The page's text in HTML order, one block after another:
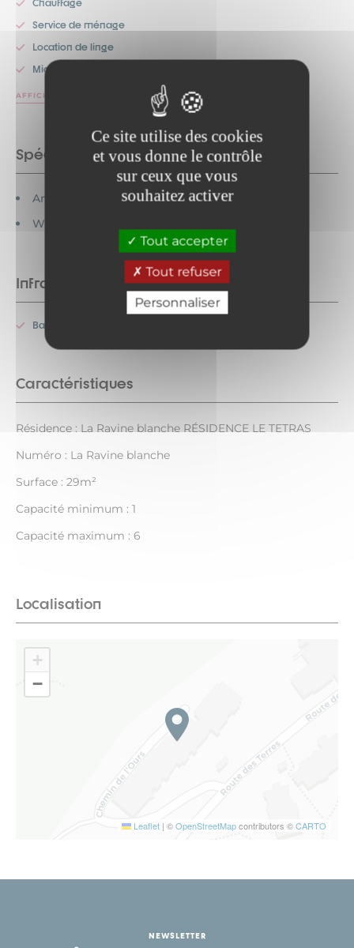
Ce site utilise des cookies
et vous donne le contrôle
sur ceux que vous
souhaitez activer
Tout accepter
Tout refuser
Personnaliser
Chauffage
Service de ménage
Location de linge
Micro-onde
AFFICHER PLUS
Spécificités
Animaux interdits
WC hors salle de bain
Infrastructures
Balcon
Caractéristiques
Résidence : La Ravine blanche RÉSIDENCE LE TETRAS
Numéro : La Ravine blanche
Surface : 29m²
Capacité minimum : 1
Capacité maximum : 6
Localisation
+
−
Leaflet | ©OpenStreetMapcontributors ©CARTO
NEWSLETTER